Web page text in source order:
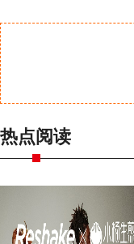
热点阅读